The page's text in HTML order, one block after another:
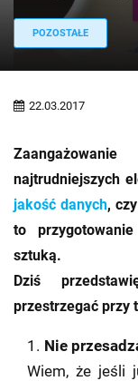
POZOSTAŁE
22.03.2017
najtrudniejszych
jakość danych,
to
sztuką.
Dziś
przestrzegać przy
Nie
Wiem, że jeśli